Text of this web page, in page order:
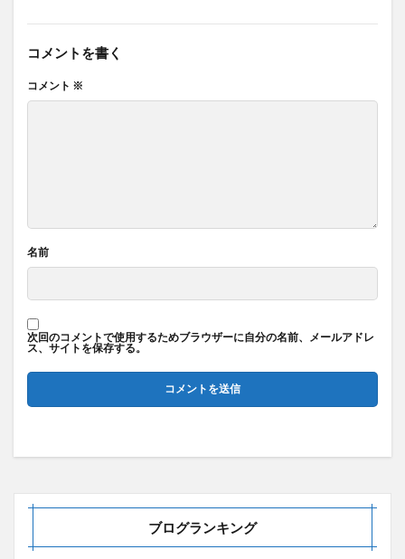
コメントを書く
コメント ※
名前
次回のコメントで使用するためブラウザーに自分の名前、メールアドレ
ス、サイトを保存する。
ブログランキング